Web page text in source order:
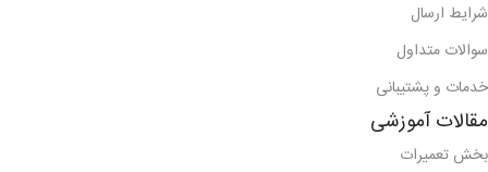
شرایط ارسال
سوالات متداول
خدمات و پشتیبانی
مقالات آموزشی
بخش تعمیرات